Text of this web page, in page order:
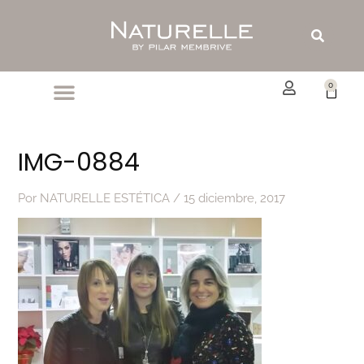
Buscar
0
IMG-0884
Por NATURELLE ESTÉTICA /15 diciembre, 2017